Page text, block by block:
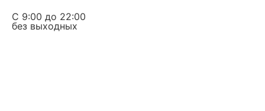
С 9:00 до 22:00
без выходных